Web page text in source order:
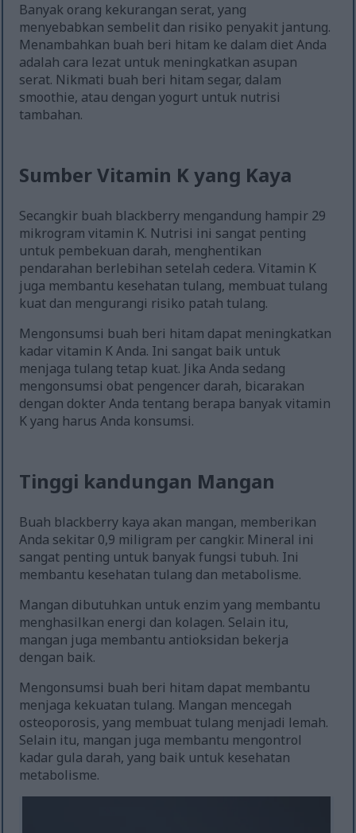
Banyak orang kekurangan serat, yang
menyebabkan sembelit dan risiko penyakit jantung.
Menambahkan buah beri hitam ke dalam diet Anda
adalah cara lezat untuk meningkatkan asupan
serat. Nikmati buah beri hitam segar, dalam
smoothie, atau dengan yogurt untuk nutrisi
tambahan.
Sumber Vitamin K yang Kaya
Secangkir buah blackberry mengandung hampir 29
mikrogram vitamin K. Nutrisi ini sangat penting
untuk pembekuan darah, menghentikan
pendarahan berlebihan setelah cedera. Vitamin K
juga membantu kesehatan tulang, membuat tulang
kuat dan mengurangi risiko patah tulang.
Mengonsumsi buah beri hitam dapat meningkatkan
kadar vitamin K Anda. Ini sangat baik untuk
menjaga tulang tetap kuat. Jika Anda sedang
mengonsumsi obat pengencer darah, bicarakan
dengan dokter Anda tentang berapa banyak vitamin
K yang harus Anda konsumsi.
Tinggi kandungan Mangan
Buah blackberry kaya akan mangan, memberikan
Anda sekitar 0,9 miligram per cangkir. Mineral ini
sangat penting untuk banyak fungsi tubuh. Ini
membantu kesehatan tulang dan metabolisme.
Mangan dibutuhkan untuk enzim yang membantu
menghasilkan energi dan kolagen. Selain itu,
mangan juga membantu antioksidan bekerja
dengan baik.
Mengonsumsi buah beri hitam dapat membantu
menjaga kekuatan tulang. Mangan mencegah
osteoporosis, yang membuat tulang menjadi lemah.
Selain itu, mangan juga membantu mengontrol
kadar gula darah, yang baik untuk kesehatan
metabolisme.